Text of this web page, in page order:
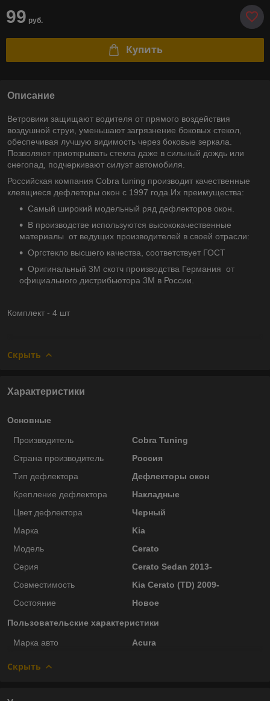
99 руб.
Купить
Описание
Ветровики защищают водителя от прямого воздействия
воздушной струи, уменьшают загрязнение боковых стекол,
обеспечивая лучшую видимость через боковые зеркала.
Позволяют приоткрывать стекла даже в сильный дождь или
снегопад, подчеркивают силуэт автомобиля.
Российская компания Cobra tuning производит качественные
клеящиеся дефлеторы окон с 1997 года.Их преимущества:
Самый широкий модельный ряд дефлекторов окон.
В производстве используются высококачественные
материалы от ведущих производителей в своей отрасли:
Оргстекло высшего качества, соответствует ГОСТ
Оригинальный 3М скотч производства Германия от
официального дистрибьютора 3М в России.
Комплект - 4 шт
Скрыть
Характеристики
Основные
Производитель
Cobra Tuning
Страна производитель
Россия
Тип дефлектора
Дефлекторы окон
Крепление дефлектора
Накладные
Цвет дефлектора
Черный
Марка
Kia
Модель
Cerato
Серия
Cerato Sedan 2013-
Совместимость
Kia Cerato (TD) 2009-
Состояние
Новое
Пользовательские характеристики
Марка авто Acura
Скрыть